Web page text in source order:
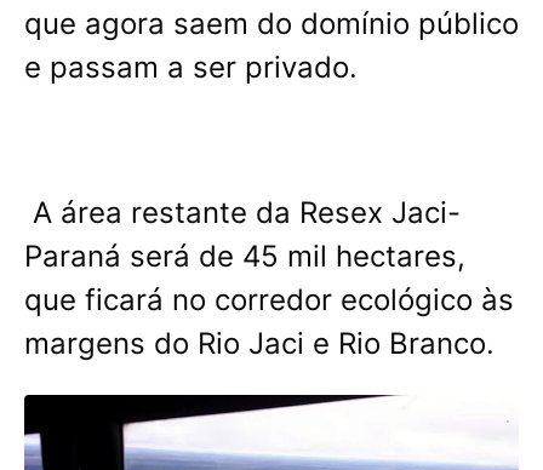
que agora saem do domínio público
e passam a ser privado.
A área restante da Resex Jaci-
Paraná será de 45 mil hectares,
que ficará no corredor ecológico às
margens do Rio Jaci e Rio Branco.